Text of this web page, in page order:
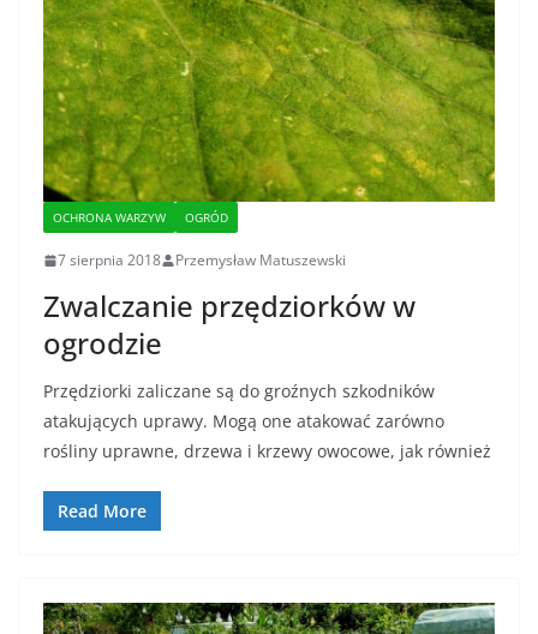
OCHRONA WARZYW OGRÓD
7 sierpnia 2018 Przemysław Matuszewski
Zwalczanie przędziorków w
ogrodzie
Przędziorki zaliczane są do groźnych szkodników
atakujących uprawy. Mogą one atakować zarówno
rośliny uprawne, drzewa i krzewy owocowe, jak również
Read More